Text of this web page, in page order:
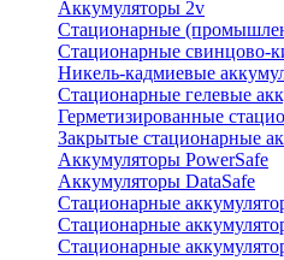
Аккумуляторы 2v
Стационарные
Стационарные свинцово-
Никель-кадмиевые
Стационарные гелевые
Герметизированные
Закрытые стационарные
Аккумуляторы PowerSafe
Аккумуляторы DataSafe
Стационарные
Стационарные
Стационарные